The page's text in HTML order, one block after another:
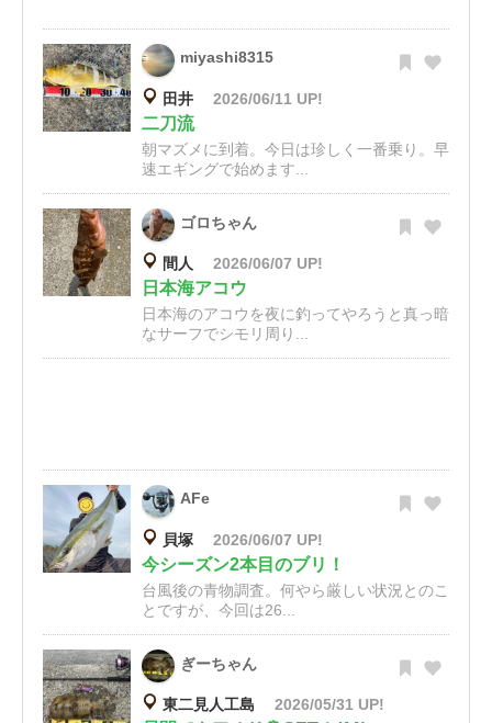
miyashi8315
田井 2026/06/11 UP!
二刀流
朝マズメに到着。今日は珍しく一番乗り。早
速エギングで始めます...
ゴロちゃん
間人 2026/06/07 UP!
日本海アコウ
日本海のアコウを夜に釣ってやろうと真っ暗
なサーフでシモリ周り...
AFe
貝塚 2026/06/07 UP!
今シーズン2本目のブリ！
台風後の青物調査。何やら厳しい状況とのこ
とですが、今回は26...
ぎーちゃん
東二見人工島 2026/05/31 UP!